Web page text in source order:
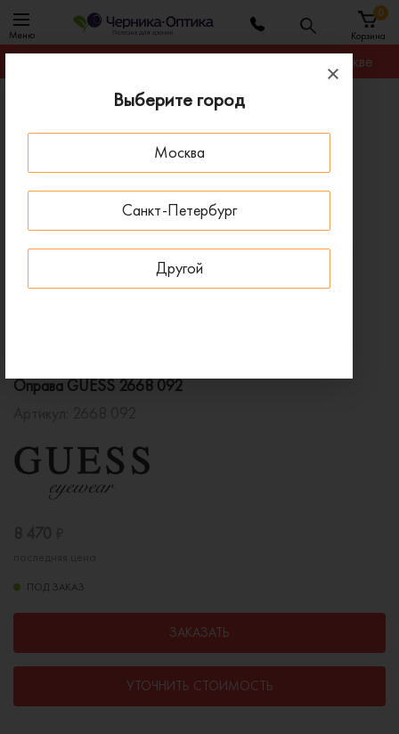
Выберите город
Москва
Санкт-Петербург
Другой
Меню Корзина
0
Гарантируем лучшую цену на любую оправу в Москве
Оправы для очков
Оправа GUESS 2668 092
Оправа GUESS 2668 092
ПОД ЗАКАЗ
ЗАКАЗАТЬ
УТОЧНИТЬ СТОИМОСТЬ
ПОД ЗАКАЗ